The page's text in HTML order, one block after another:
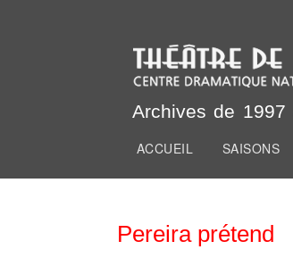
Archives du
Archives de 1997
Menu principalACCUEIL SAISONS
Pereira prétend